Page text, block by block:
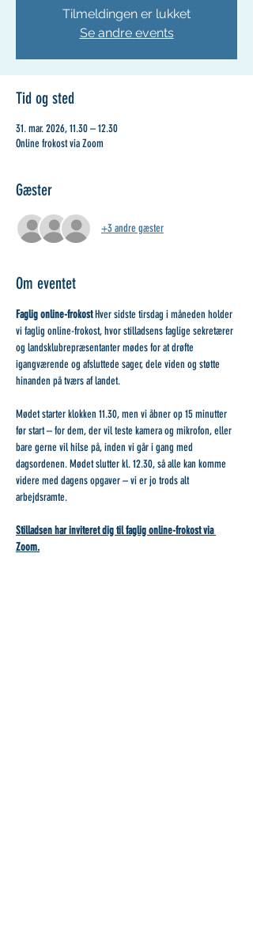
Tilmeldingen er lukket
Se andre events
Tid og sted
31. mar. 2026, 11.30 – 12.30
Online frokost via Zoom
Gæster
+3 andre gæster
Om eventet
Faglig online-frokost Hver sidste tirsdag i måneden holder
vi faglig online-frokost, hvor stilladsens faglige sekretærer
og landsklubrepræsentanter mødes for at drøfte
igangværende og afsluttede sager, dele viden og støtte
hinanden på tværs af landet.
Mødet starter klokken 11.30, men vi åbner op 15 minutter
før start – for dem, der vil teste kamera og mikrofon, eller
bare gerne vil hilse på, inden vi går i gang med
dagsordenen. Mødet slutter kl. 12.30, så alle kan komme
videre med dagens opgaver – vi er jo trods alt
arbejdsramte.
Stilladsen har inviteret dig til faglig online-frokost via
Zoom.